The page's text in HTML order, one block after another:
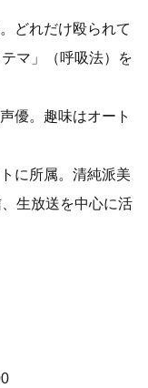
どれだけ殴られて
マ」（呼吸法）を
優。趣味はオート
に所属。清純派美
生放送を中心に活